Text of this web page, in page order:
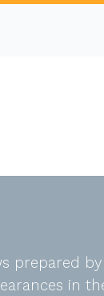
prepared
in